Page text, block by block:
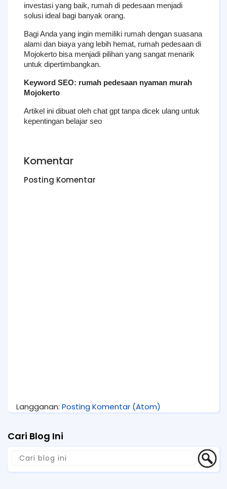
investasi yang baik, rumah di pedesaan menjadi
solusi ideal bagi banyak orang.
Bagi Anda yang ingin memiliki rumah dengan suasana
alami dan biaya yang lebih hemat, rumah pedesaan di
Mojokerto bisa menjadi pilihan yang sangat menarik
untuk dipertimbangkan.
Keyword SEO: rumah pedesaan nyaman murah
Mojokerto
Artikel ini dibuat oleh chat gpt tanpa dicek ulang untuk
kepentingan belajar seo
Komentar
Posting Komentar
Langganan: Posting Komentar (Atom)
Cari Blog Ini